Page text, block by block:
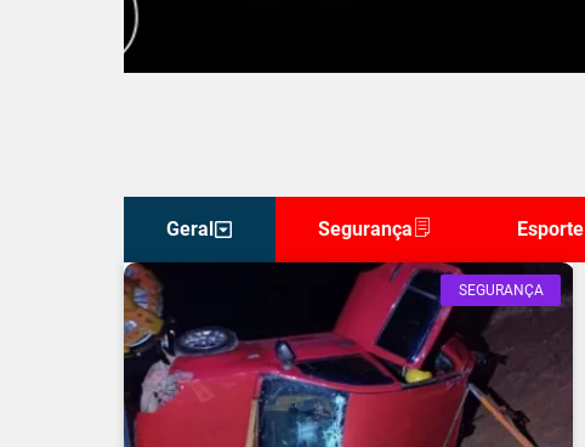
Geral Segurança Esporte
SEGURANÇA